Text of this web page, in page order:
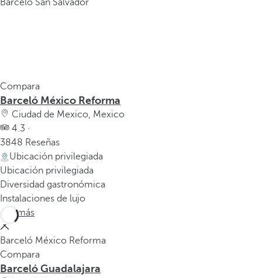
Barceló San Salvador
Compara
Barceló México Reforma
Ciudad de Mexico, Mexico
4.3 ·
3848 Reseñas
Ubicación privilegiada
Ubicación privilegiada
Diversidad gastronómica
Instalaciones de lujo
Ver más
Barceló México Reforma
Compara
Barceló Guadalajara